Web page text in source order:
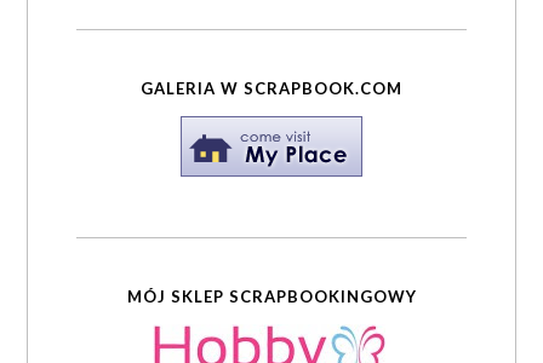
GALERIA W SCRAPBOOK.COM
MÓJ SKLEP SCRAPBOOKINGOWY